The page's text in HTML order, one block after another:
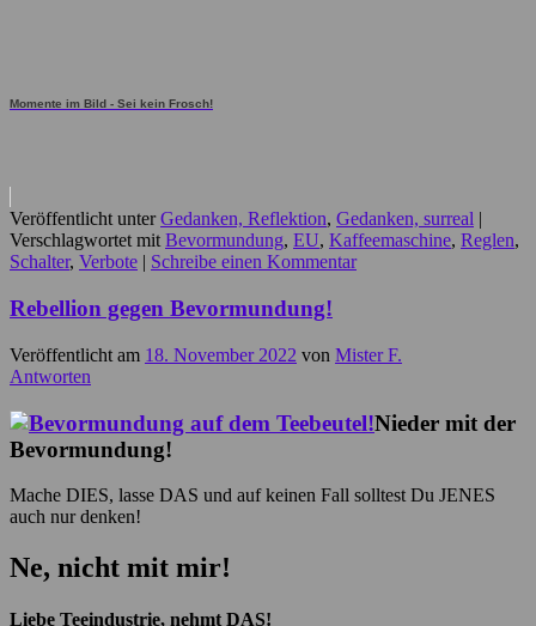
Momente im Bild - Sei kein Frosch!
Veröffentlicht unter Gedanken, Reflektion, Gedanken, surreal |
Verschlagwortet mit Bevormundung, EU, Kaffeemaschine, Reglen,
Schalter, Verbote | Schreibe einen Kommentar
Rebellion gegen Bevormundung!
Veröffentlicht am 18. November 2022 von Mister F.
Antworten
Nieder mit der
Bevormundung!
Mache DIES, lasse DAS und auf keinen Fall solltest Du JENES
auch nur denken!
Ne, nicht mit mir!
Liebe Teeindustrie, nehmt DAS!